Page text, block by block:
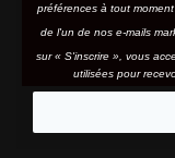
préférences à tout
de l'un de nos e-mails
sur « S'inscrire », vous
utilisées pour